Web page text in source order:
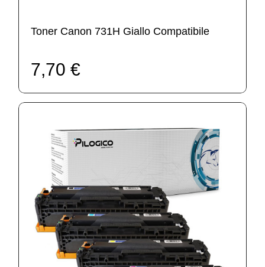
Toner Canon 731H Giallo Compatibile
7,70 €